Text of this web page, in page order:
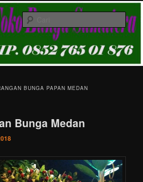
Bunga Medan HP.
bunga papan ucapan di Kota Medan &
Cari
BUNGA PAPAN MEDAN
Bunga Medan